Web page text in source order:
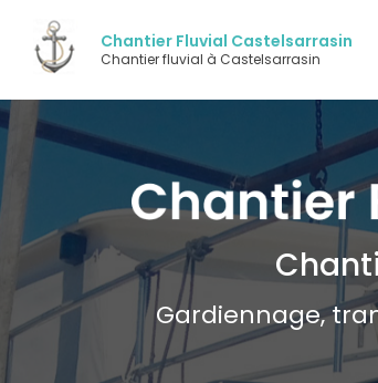
contenu
Chantier Fluvial Castelsarrasin
Chantier fluvial à Castelsarrasin
Gardiennage,